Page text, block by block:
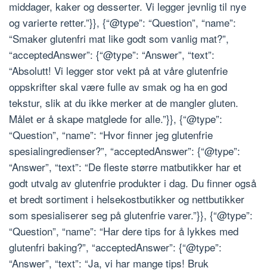
middager, kaker og desserter. Vi legger jevnlig til nye
og varierte retter.”}}, {“@type”: “Question”, “name”:
“Smaker glutenfri mat like godt som vanlig mat?”,
“acceptedAnswer”: {“@type”: “Answer”, “text”:
“Absolutt! Vi legger stor vekt på at våre glutenfrie
oppskrifter skal være fulle av smak og ha en god
tekstur, slik at du ikke merker at de mangler gluten.
Målet er å skape matglede for alle.”}}, {“@type”:
“Question”, “name”: “Hvor finner jeg glutenfrie
spesialingredienser?”, “acceptedAnswer”: {“@type”:
“Answer”, “text”: “De fleste større matbutikker har et
godt utvalg av glutenfrie produkter i dag. Du finner også
et bredt sortiment i helsekostbutikker og nettbutikker
som spesialiserer seg på glutenfrie varer.”}}, {“@type”:
“Question”, “name”: “Har dere tips for å lykkes med
glutenfri baking?”, “acceptedAnswer”: {“@type”:
“Answer”, “text”: “Ja, vi har mange tips! Bruk